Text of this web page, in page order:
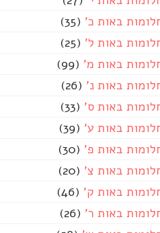
באות כ' (35)
באות ל' (25)
באות מ' (99)
באות נ' (26)
באות ס' (33)
באות ע' (39)
באות פ' (30)
באות צ' (20)
באות ק' (46)
באות ר' (26)